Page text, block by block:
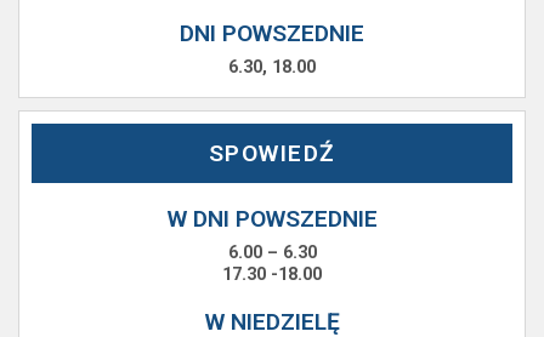
DNI POWSZEDNIE
6.30, 18.00
SPOWIEDŹ
W DNI POWSZEDNIE
6.00 – 6.30
17.30 -18.00
W NIEDZIELĘ